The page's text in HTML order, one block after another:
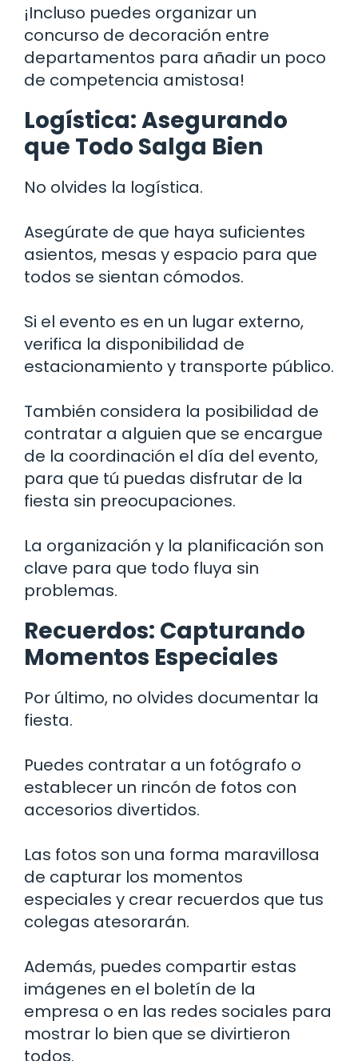
¡Incluso puedes organizar un
concurso de decoración entre
departamentos para añadir un poco
de competencia amistosa!
Logística: Asegurando
que Todo Salga Bien
No olvides la logística.
Asegúrate de que haya suficientes
asientos, mesas y espacio para que
todos se sientan cómodos.
Si el evento es en un lugar externo,
verifica la disponibilidad de
estacionamiento y transporte público.
También considera la posibilidad de
contratar a alguien que se encargue
de la coordinación el día del evento,
para que tú puedas disfrutar de la
fiesta sin preocupaciones.
La organización y la planificación son
clave para que todo fluya sin
problemas.
Recuerdos: Capturando
Momentos Especiales
Por último, no olvides documentar la
fiesta.
Puedes contratar a un fotógrafo o
establecer un rincón de fotos con
accesorios divertidos.
Las fotos son una forma maravillosa
de capturar los momentos
especiales y crear recuerdos que tus
colegas atesorarán.
Además, puedes compartir estas
imágenes en el boletín de la
empresa o en las redes sociales para
mostrar lo bien que se divirtieron
todos.